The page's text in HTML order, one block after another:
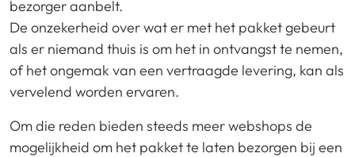
bezorger aanbelt.
De onzekerheid over wat er met het pakket gebeurt
als er niemand thuis is om het in ontvangst te nemen,
of het ongemak van een vertraagde levering, kan als
vervelend worden ervaren.
Om die reden bieden steeds meer webshops de
mogelijkheid om het pakket te laten bezorgen bij een